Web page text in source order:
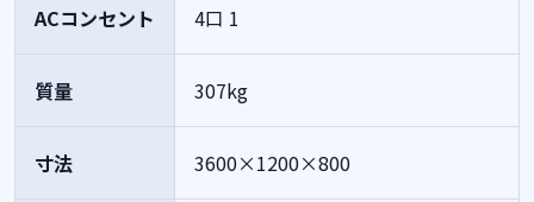
ACコンセント 4口 1
質量 307kg
寸法 3600×1200×800